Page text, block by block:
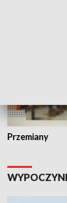
Przemiany